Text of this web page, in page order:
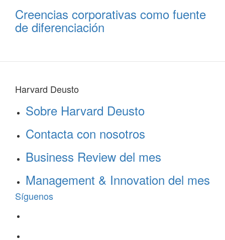
Creencias corporativas como fuente
de diferenciación
Harvard Deusto
Sobre Harvard Deusto
Contacta con nosotros
Business Review del mes
Management & Innovation del mes
Síguenos